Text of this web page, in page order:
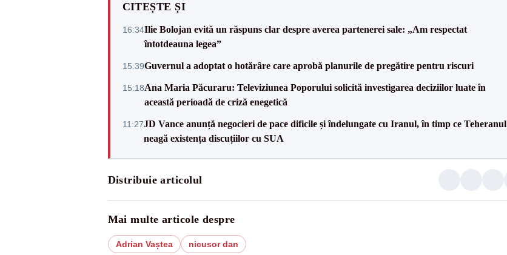
CITEȘTE ȘI
16:34Ilie Bolojan evită un răspuns clar despre averea partenerei sale: „Am respectat
întotdeauna legea”
15:39Guvernul a adoptat o hotărâre care aprobă planurile de pregătire pentru riscuri
15:18Ana Maria Păcuraru: Televiziunea Poporului solicită investigarea deciziilor luate în
această perioadă de criză enegetică
11:27JD Vance anunță negocieri de pace dificile și îndelungate cu Iranul, în timp ce Teheranul
neagă existența discuțiilor cu SUA
Distribuie articolul
Mai multe articole despre
Adrian Vaștea nicusor dan